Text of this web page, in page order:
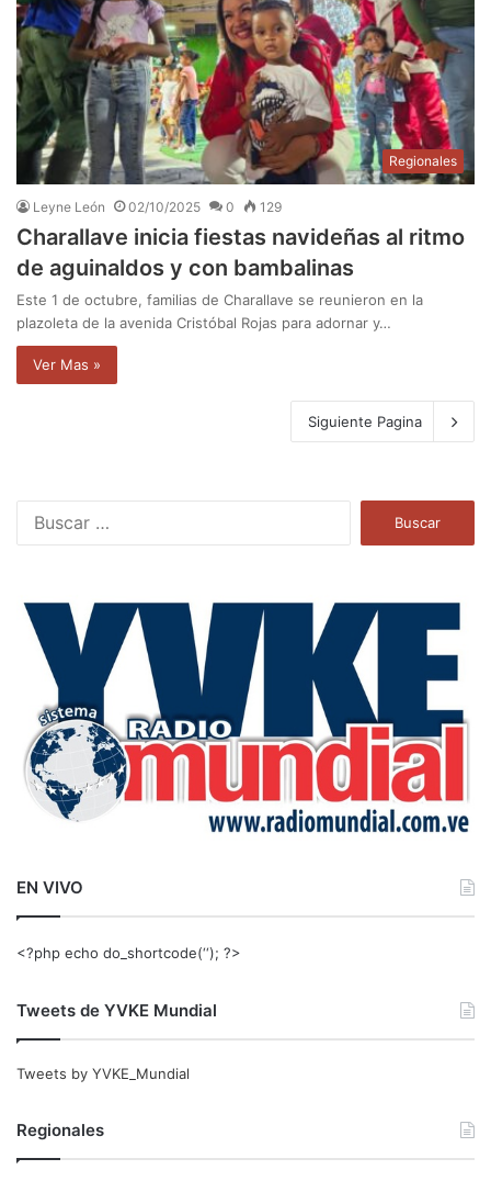
Regionales
Leyne León 02/10/2025 0 129
Charallave inicia fiestas navideñas al ritmo
de aguinaldos y con bambalinas
Este 1 de octubre, familias de Charallave se reunieron en la
plazoleta de la avenida Cristóbal Rojas para adornar y…
Ver Mas »
Siguiente Pagina
a
EN VIVO
<?php echo do_shortcode(‘‘); ?>
Tweets de YVKE Mundial
Tweets by YVKE_Mundial
Regionales